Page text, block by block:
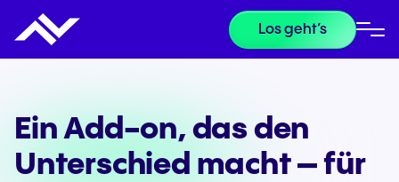
Los geht’s
Ein Add-on, das den
Unterschied macht – für